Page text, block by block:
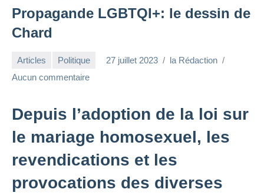
Propagande LGBTQI+: le dessin de
Chard
Articles Politique 27 juillet 2023
la Rédaction
Aucun commentaire
Depuis l’adoption de la loi sur
le mariage homosexuel, les
revendications et les
provocations des diverses